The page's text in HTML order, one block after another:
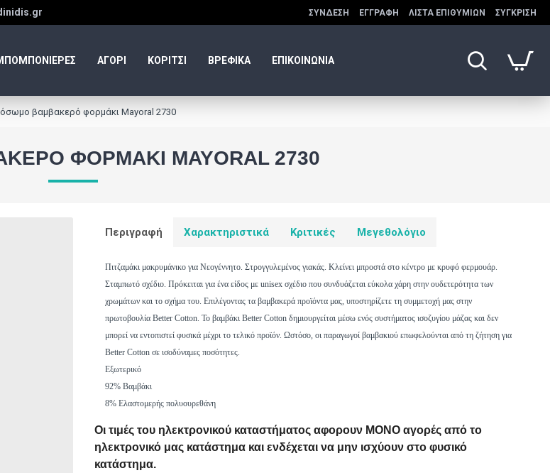
ΣΎΝΔΕΣΗ ΕΓΓΡΑΦΉ ΛΊΣΤΑ ΕΠΙΘΥΜΙΏΝ ΣΎΓΚΡΙΣΗ
ΑΓΟΡΙ ΚΟΡΙΤΣΙ ΒΡΕΦΙΚΑ ΕΠΙΚΟΙΝΩΝΙΑ
βαμβακερό φορμάκι Mayoral 2730
ΦΟΡΜΆΚΙ MAYORAL 2730
Περιγραφή Χαρακτηριστικά Κριτικές Μεγεθολόγιο
Πιτζαμάκι μακρυμάνικο για Νεογέννητο. Στρογγυλεμένος γιακάς. Κλείνει μπροστά στο κέντρο με κρυφό φερμουάρ.
Σταμπωτό σχέδιο. Πρόκειται για ένα είδος με unisex σχέδιο που συνδυάζεται εύκολα χάρη στην ουδετερότητα των
χρωμάτων και το σχήμα του. Επιλέγοντας τα βαμβακερά προϊόντα μας, υποστηρίζετε τη συμμετοχή μας στην
πρωτοβουλία Better Cotton. Το βαμβάκι Better Cotton δημιουργείται μέσω ενός συστήματος ισοζυγίου μάζας και δεν
μπορεί να εντοπιστεί φυσικά μέχρι το τελικό προϊόν. Ωστόσο, οι παραγωγοί βαμβακιού επωφελούνται από τη ζήτηση για
Better Cotton σε ισοδύναμες ποσότητες.
Εξωτερικό
92% Βαμβάκι
8% Ελαστομερής πολυουρεθάνη
Οι τιμές του ηλεκτρονικού καταστήματος αφορουν ΜΟΝΟ αγορές από το
ηλεκτρονικό μας κατάστημα και ενδέχεται να μην ισχύουν στο φυσικό
κατάστημα.